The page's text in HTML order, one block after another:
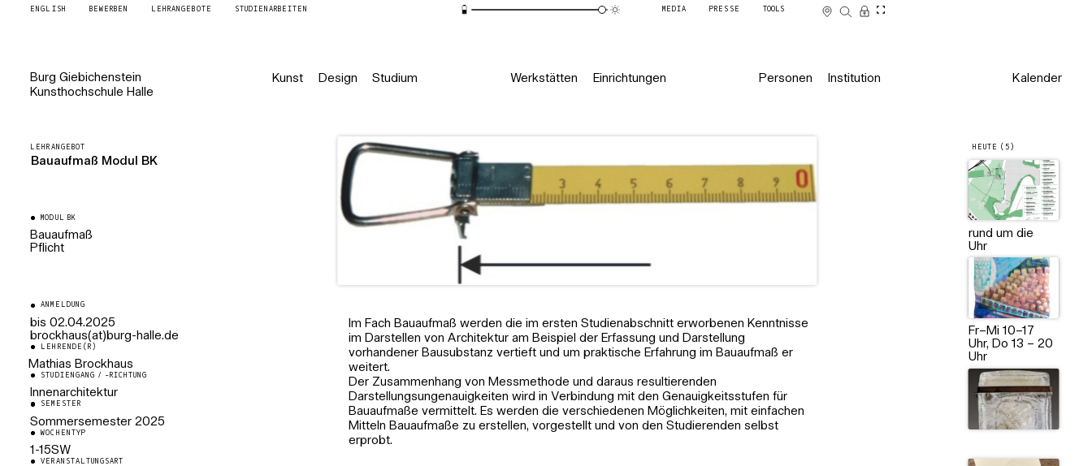
ENGLISH BEWERBEN LEHRANGEBOTE STUDIENARBEITEN MEDIA PRESSE TOOLS
Burg Giebichenstein
Kunsthochschule Halle
Kunst Design Studium Werkstätten Einrichtungen Personen Institution Kalender
Im Fach Bauaufmaß werden die im ersten Studienabschnitt erworbenen Kenntnisse
im Darstellen von Architektur am Beispiel der Erfassung und Darstellung
vorhandener Bausubstanz vertieft und um praktische Erfahrung im Bauaufmaß er
weitert.
Der Zusammenhang von Messmethode und daraus resultierenden
Darstellungsungenauigkeiten wird in Verbindung mit den Genauigkeitsstufen für
Bauaufmaße vermittelt. Es werden die verschiedenen Möglichkeiten, mit einfachen
Mitteln Bauaufmaße zu erstellen, vorgestellt und von den Studierenden selbst
erprobt.
HEUTE (5)
rund um die
Uhr
Fr–Mi 10–17
Uhr, Do 13 – 20
Uhr
LEHRANGEBOT
Bauaufmaß Modul BK
MODUL BK
Bauaufmaß
Pflicht
ANMELDUNG
bis 02.04.2025
brockhaus(at)burg-halle.de
LEHRENDE(R)
Mathias Brockhaus
Lehrkraft für besondere Aufgaben
STUDIENGANG / -RICHTUNG
Innenarchitektur
SEMESTER
Sommersemester 2025
WOCHENTYP
1-15SW
VERANSTALTUNGSART